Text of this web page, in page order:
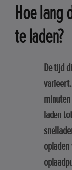
Hoe lang
te laden?
De tijd
laden